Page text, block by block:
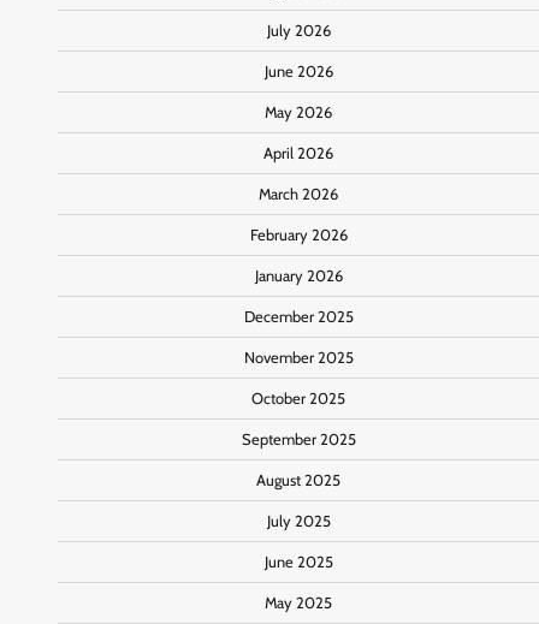
July 2026
June 2026
May 2026
April 2026
March 2026
February 2026
January 2026
December 2025
November 2025
October 2025
September 2025
August 2025
July 2025
June 2025
May 2025